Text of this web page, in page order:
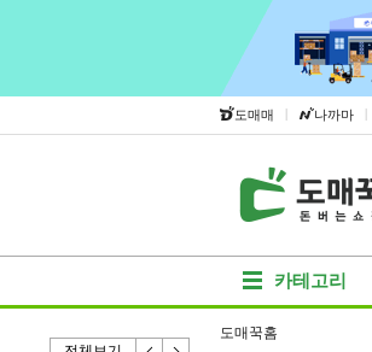
도매매 | 나까마 |
카테고리
도매꾹홈